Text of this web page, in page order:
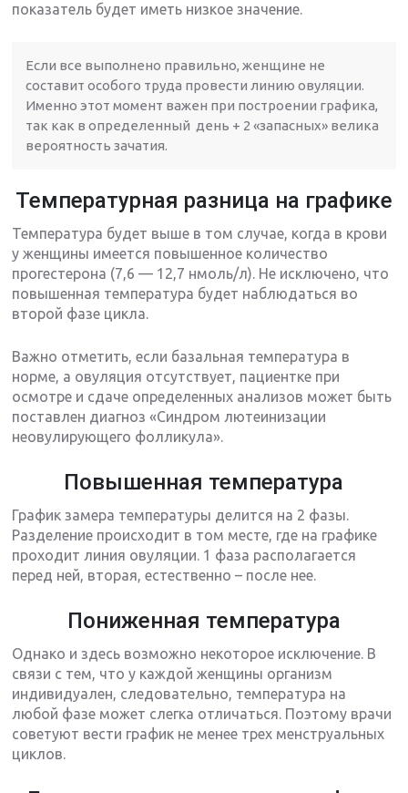
показатель будет иметь низкое значение.
Если все выполнено правильно, женщине не
составит особого труда провести линию овуляции.
Именно этот момент важен при построении графика,
так как в определенный день + 2 «запасных» велика
вероятность зачатия.
Температурная разница на графике
Температура будет выше в том случае, когда в крови
у женщины имеется повышенное количество
прогестерона (7,6 — 12,7 нмоль/л). Не исключено, что
повышенная температура будет наблюдаться во
второй фазе цикла.
Важно отметить, если базальная температура в
норме, а овуляция отсутствует, пациентке при
осмотре и сдаче определенных анализов может быть
поставлен диагноз «Синдром лютеинизации
неовулирующего фолликула».
Повышенная температура
График замера температуры делится на 2 фазы.
Разделение происходит в том месте, где на графике
проходит линия овуляции. 1 фаза располагается
перед ней, вторая, естественно – после нее.
Пониженная температура
Однако и здесь возможно некоторое исключение. В
связи с тем, что у каждой женщины организм
индивидуален, следовательно, температура на
любой фазе может слегка отличаться. Поэтому врачи
советуют вести график не менее трех менструальных
циклов.